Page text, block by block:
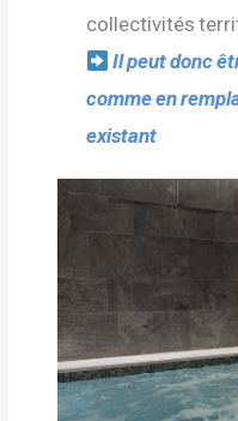
collectivités
Il peut donc
comme en
existant